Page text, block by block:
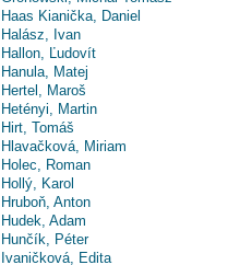
Haas Kianička, Daniel
Halász, Ivan
Hallon, Ľudovít
Hanula, Matej
Hertel, Maroš
Hetényi, Martin
Hirt, Tomáš
Hlavačková, Miriam
Holec, Roman
Hollý, Karol
Hruboň, Anton
Hudek, Adam
Hunčík, Péter
Ivaničková, Edita